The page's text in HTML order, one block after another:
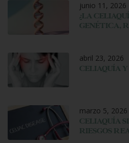
junio 11, 2026
¿LA
GENÉTICA,
abril 23, 2026
CELIAQUÍA
marzo 5, 2026
CELIAQUÍA
RIESGOS